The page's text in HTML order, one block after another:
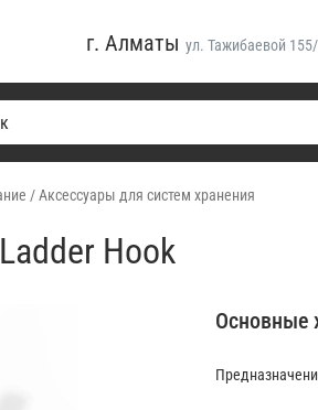
г. Алматы ул. Тажибаевой
/Аксессуары для систем хранения
Hook
Основные